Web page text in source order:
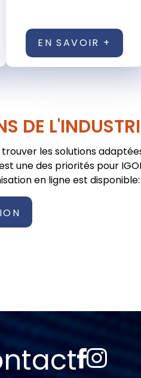
EN SAVOIR +
DE
les solutions
une des priorités pour
en ligne est disponible: